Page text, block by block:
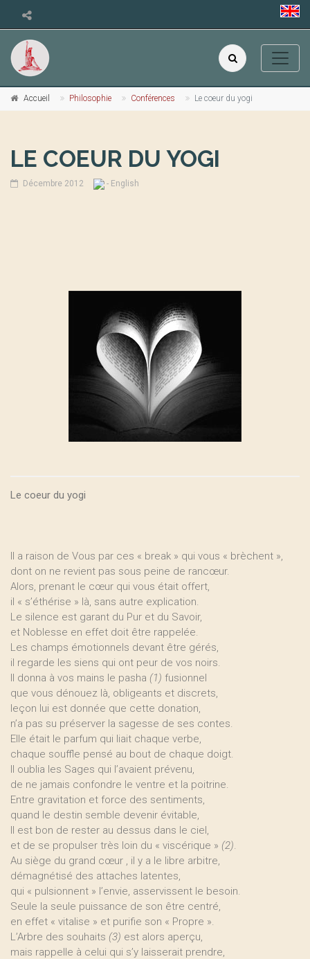
Accueil Philosophie Conférences Le coeur du yogi
LE COEUR DU YOGI
Décembre 2012 - English
Le coeur du yogi
Il a raison de Vous par ces « break » qui vous « brèchent »,
dont on ne revient pas sous peine de rancœur.
Alors, prenant le cœur qui vous était offert,
il « s’éthérise » là, sans autre explication.
Le silence est garant du Pur et du Savoir,
et Noblesse en effet doit être rappelée.
Les champs émotionnels devant être gérés,
il regarde les siens qui ont peur de vos noirs.
Il donna à vos mains le pasha (1) fusionnel
que vous dénouez là, obligeants et discrets,
leçon lui est donnée que cette donation,
n’a pas su préserver la sagesse de ses contes.
Elle était le parfum qui liait chaque verbe,
chaque souffle pensé au bout de chaque doigt.
Il oublia les Sages qui l’avaient prévenu,
de ne jamais confondre le ventre et la poitrine.
Entre gravitation et force des sentiments,
quand le destin semble devenir évitable,
Il est bon de rester au dessus dans le ciel,
et de se propulser très loin du « viscérique » (2).
Au siège du grand cœur , il y a le libre arbitre,
démagnétisé des attaches latentes,
qui « pulsionnent » l’envie, asservissent le besoin.
Seule la seule puissance de son être centré,
en effet « vitalise » et purifie son « Propre ».
L’Arbre des souhaits (3) est alors aperçu,
mais rappelle à celui qui s’y laisserait prendre,